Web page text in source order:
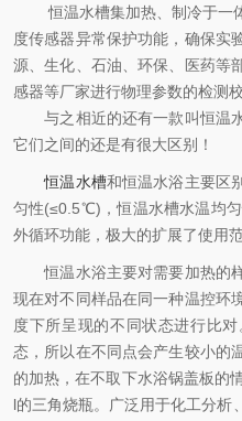
恒温水槽集加热、制冷于一体
度传感器异常保护功能，确保实
源、生化、石油、环保、医药等
感器等厂家进行物理参数的检测校
与之相近的还有一款叫恒温水
它们之间的还是有很大区别！
恒温水槽和恒温水浴主要区
匀性(≤0.5℃)，恒温水槽水温均
外循环功能，极大的扩展了使用范
恒温水浴主要对需要加热的样
现在对不同样品在同一种温控环
度下所呈现的不同状态进行比
态，所以在不同点会产生较小的
的加热，在不取下水浴锅盖板的
l的三角烧瓶。广泛用于化工分析